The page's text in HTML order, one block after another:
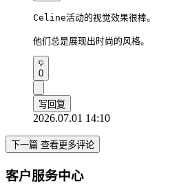
Celine活动的视觉效果很棒。
他们总是展现出时尚的风格。
0
写回复
2026.07.01 14:10
下一篇 查看更多评论
客户服务中心